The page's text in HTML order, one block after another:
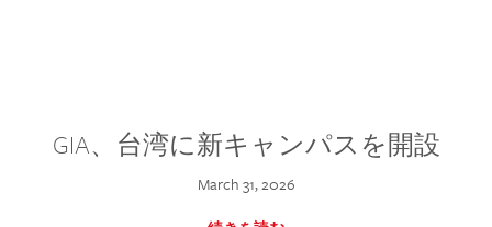
GIA、台湾に新キャンパスを開設
March 31, 2026